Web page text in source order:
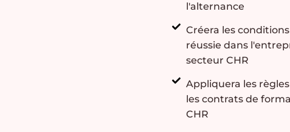
l'alternance
Créera les
réussie dans
secteur CHR
Appliquera les
les contrats de
CHR